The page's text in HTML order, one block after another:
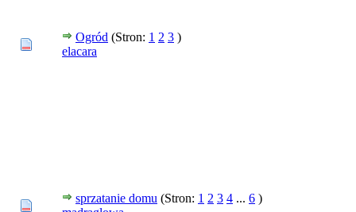
Ogród (Stron: 1 2 3 )
elacara
sprzatanie domu (Stron: 1 2 3 4 ... 6 )